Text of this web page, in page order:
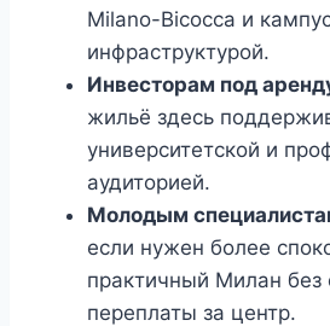
Milano-Bicocca и
инфраструктурой.
Инвесторам под
жильё здесь
университетской и
аудиторией.
Молодым
если нужен более
практичный Милан без
переплаты за центр.